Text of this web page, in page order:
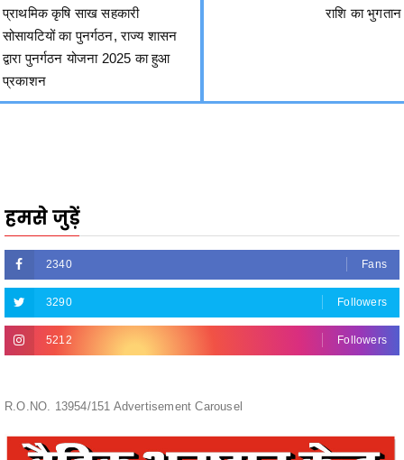
प्राथमिक कृषि साख सहकारी
सोसायटियों का पुनर्गठन, राज्य शासन
द्वारा पुनर्गठन योजना 2025 का हुआ
प्रकाशन
राशि का भुगतान
हमसे जुड़ें
2340 Fans
3290 Followers
5212 Followers
R.O.NO. 13954/151 Advertisement Carousel